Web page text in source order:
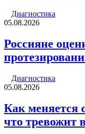
Диагностика
05.08.2026
Россияне
Диагностика
05.08.2026
Как меняется
что тревожит